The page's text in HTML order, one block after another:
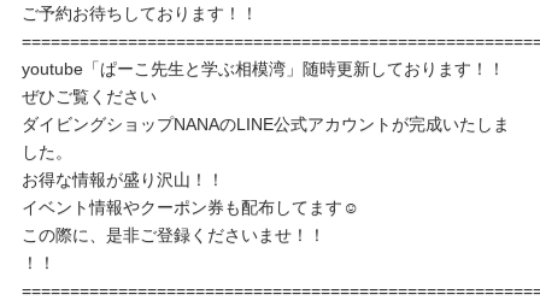
ご予約お待ちしております！！
youtube「ぱーこ先生と学ぶ相模湾」随時更新しております！！
ぜひご覧ください
ダイビングショップNANAのLINE公式アカウントが完成いたしま
した。
お得な情報が盛り沢山！！
イベント情報やクーポン券も配布してます☺️
この際に、是非ご登録くださいませ！！
！！